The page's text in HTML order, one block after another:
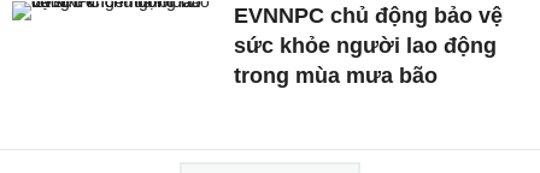
EVNNPC chủ động bảo vệ
sức khỏe người lao động
trong mùa mưa bão